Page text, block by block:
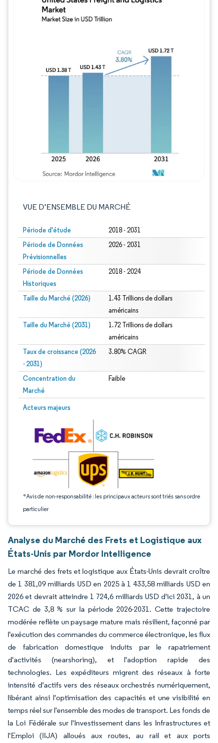
VUE D’ENSEMBLE DU MARCHÉ
Période d'étude 2018 - 2031
Période de Données
Prévisionnelles
2026 - 2031
Période de Données
Historiques
2018 - 2024
Taille du Marché (2026)
1.43 Trillions de dollars
américains
Taille du Marché (2031)
1.72 Trillions de dollars
américains
Taux de croissance (2026
- 2031)
3.80% CAGR
Concentration du
Marché
Faible
Acteurs majeurs
*Avis de non-responsabilité : les principaux acteurs sont triés sans ordre
particulier
Image © Mordor Intelligence. La réutilisation nécessite une attribution sous CC
Analyse du Marché des Frets et Logistique aux
États-Unis par Mordor Intelligence
Le marché des frets et logistique aux États-Unis devrait croître
de 1 381,09 milliards USD en 2025 à 1 433,58 milliards USD en
2026 et devrait atteindre 1 724,6 milliards USD d'ici 2031, à un
TCAC de 3,8 % sur la période 2026-2031. Cette trajectoire
modérée reflète un paysage mature mais résilient, façonné par
l'exécution des commandes du commerce électronique, les flux
de fabrication domestique induits par le rapatriement
d'activités (nearshoring), et l'adoption rapide des
technologies. Les expéditeurs migrent des réseaux à forte
intensité d'actifs vers des réseaux orchestrés numériquement,
libérant ainsi l'optimisation des capacités et une visibilité en
temps réel sur l'ensemble des modes de transport. Les fonds de
la Loi Fédérale sur l'Investissement dans les Infrastructures et
l'Emploi (IIJA) alloués aux routes, au rail et aux ports